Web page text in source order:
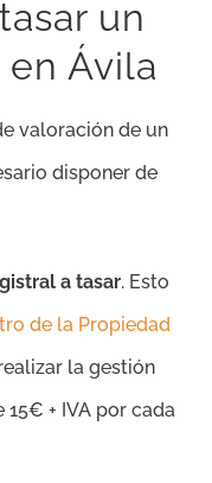
un
Ávila
valoración de un
disponer de
a tasar. Esto
de la Propiedad
la gestión
+ IVA por cada